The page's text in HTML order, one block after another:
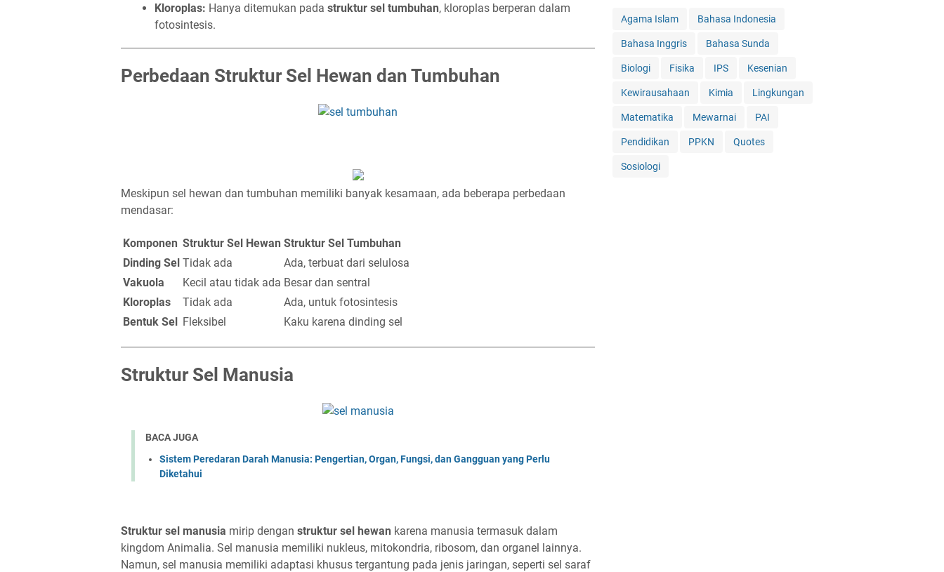
Kloroplas: Hanya ditemukan pada struktur sel tumbuhan, kloroplas berperan dalam
fotosintesis.
Perbedaan Struktur Sel Hewan dan Tumbuhan
Meskipun sel hewan dan tumbuhan memiliki banyak kesamaan, ada beberapa perbedaan
mendasar:
Komponen Struktur Sel Hewan Struktur Sel Tumbuhan
Dinding Sel Tidak ada
Ada, terbuat dari selulosa
Vakuola
Kecil atau tidak ada Besar dan sentral
Kloroplas
Tidak ada
Ada, untuk fotosintesis
Bentuk Sel Fleksibel Kaku karena dinding sel
Struktur Sel Manusia
BACA JUGA
Sistem Peredaran Darah Manusia: Pengertian, Organ, Fungsi, dan Gangguan yang Perlu
Diketahui
Struktur sel manusia mirip dengan struktur sel hewan karena manusia termasuk dalam
kingdom Animalia. Sel manusia memiliki nukleus, mitokondria, ribosom, dan organel lainnya.
Namun, sel manusia memiliki adaptasi khusus tergantung pada jenis jaringan, seperti sel saraf
Agama Islam Bahasa Indonesia
Bahasa Inggris Bahasa Sunda
Biologi Fisika IPS Kesenian
Kewirausahaan Kimia Lingkungan
Matematika Mewarnai PAI
Pendidikan PPKN Quotes
Sosiologi